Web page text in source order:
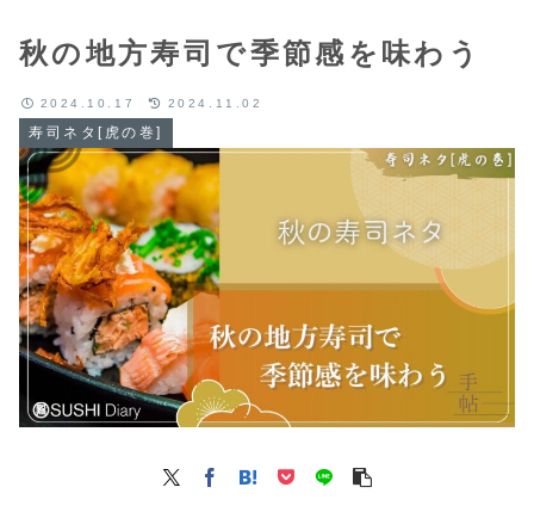
秋の地方寿司で季節感を味わう
寿司ネタ[虎の巻]
2024.10.17 2024.11.02